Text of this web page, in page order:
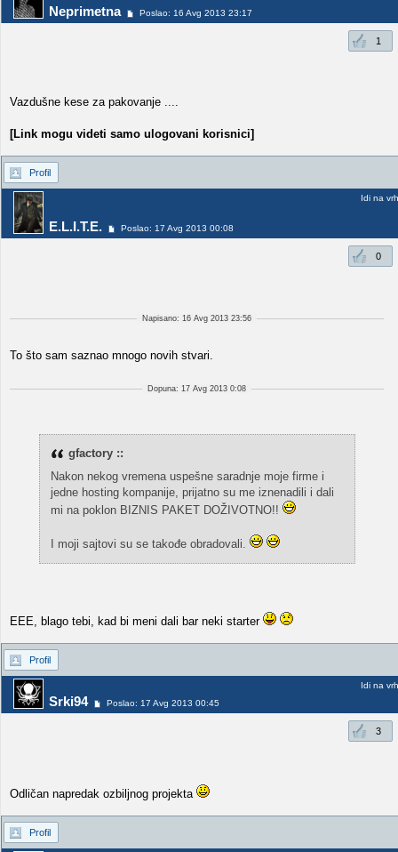
Neprimetna Poslao: 16 Avg 2013 23:17
1
Vazdušne kese za pakovanje ....
[Link mogu videti samo ulogovani korisnici]
Profil
E.L.I.T.E. Poslao: 17 Avg 2013 00:08
Idi na vrh
0
Napisano: 16 Avg 2013 23:56
To što sam saznao mnogo novih stvari.
Dopuna: 17 Avg 2013 0:08
gfactory ::
Nakon nekog vremena uspešne saradnje moje firme i
jedne hosting kompanije, prijatno su me iznenadili i dali
mi na poklon BIZNIS PAKET DOŽIVOTNO!!
I moji sajtovi su se takođe obradovali.
EEE, blago tebi, kad bi meni dali bar neki starter
Profil
Srki94 Poslao: 17 Avg 2013 00:45
Idi na vrh
3
Odličan napredak ozbiljnog projekta
Profil